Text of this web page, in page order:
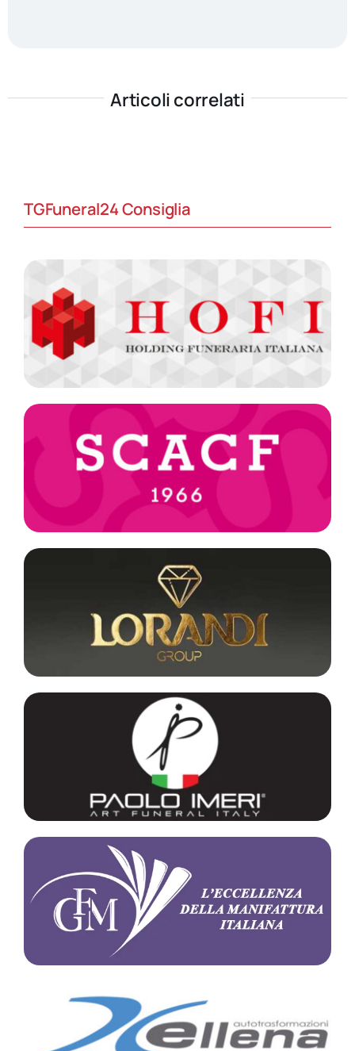
Articoli correlati
TGFuneral24 Consiglia